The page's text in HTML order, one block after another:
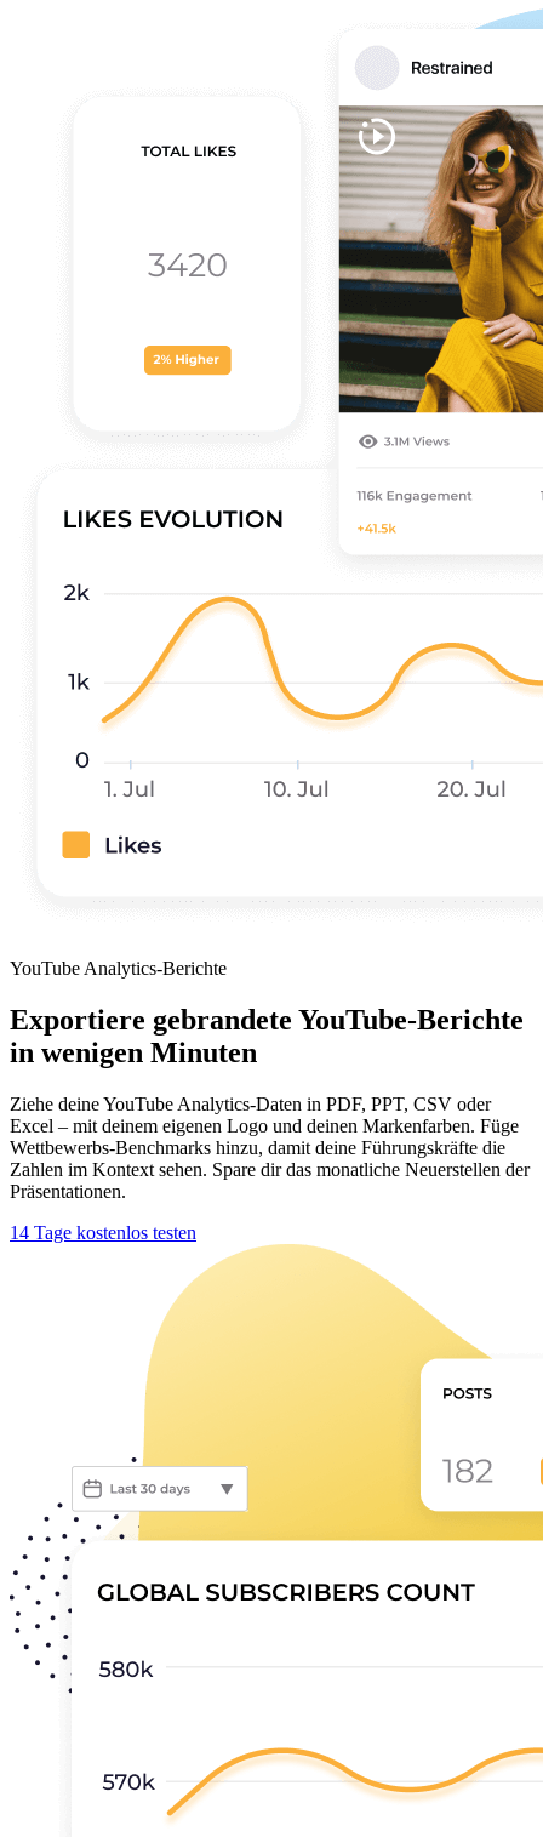
YouTube Analytics-Berichte
Exportiere gebrandete YouTube-Berichte
in wenigen Minuten
Ziehe deine YouTube Analytics-Daten in PDF, PPT, CSV oder
Excel – mit deinem eigenen Logo und deinen Markenfarben. Füge
Wettbewerbs-Benchmarks hinzu, damit deine Führungskräfte die
Zahlen im Kontext sehen. Spare dir das monatliche Neuerstellen der
Präsentationen.
14 Tage kostenlos testen